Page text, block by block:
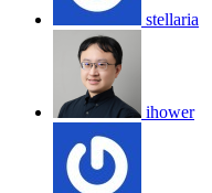
stellaria
ihower